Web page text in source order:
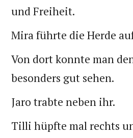
und Freiheit.
Mira führte die Herde
Von dort konnte man
besonders gut sehen.
Jaro trabte neben ihr.
Tilli hüpfte mal rechts